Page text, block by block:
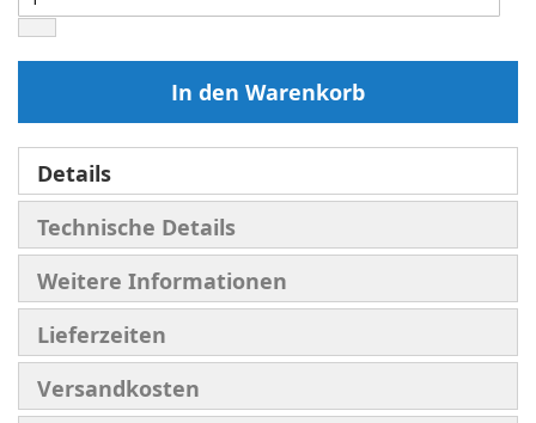
In den Warenkorb
Details
Technische Details
Weitere Informationen
Lieferzeiten
Versandkosten